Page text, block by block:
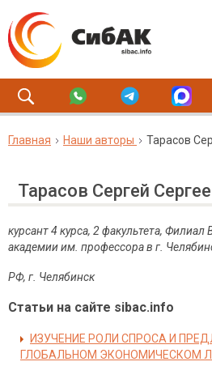
Главная Наши авторы Тарасов
Тарасов Сергей
курсант 4 курса, 2 факультета,
академии им. профессора в г.
РФ, г. Челябинск
Статьи на сайте sibac.info
ИЗУЧЕНИЕ РОЛИ СПРОСА И
ГЛОБАЛЬНОМ ЭКОНОМИЧЕСКОМ